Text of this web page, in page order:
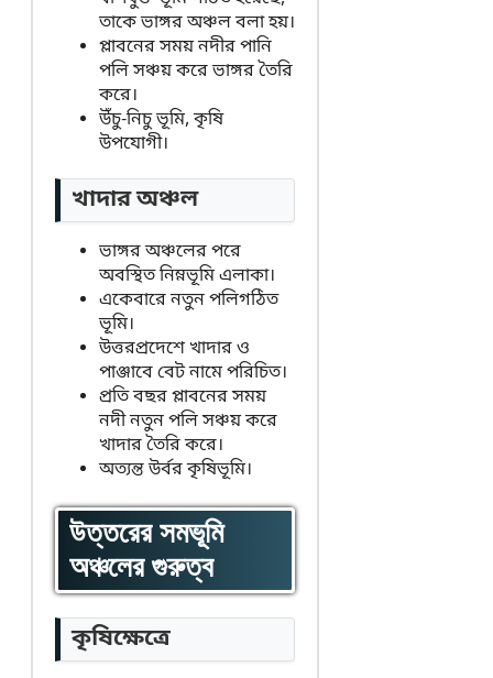
তাকে ভাঙ্গর অঞ্চল বলা হয়।
প্লাবনের সময় নদীর পানি
পলি সঞ্চয় করে ভাঙ্গর তৈরি
করে।
উঁচু-নিচু ভূমি, কৃষি
উপযোগী।
খাদার অঞ্চল
ভাঙ্গর অঞ্চলের পরে
অবস্থিত নিম্নভূমি এলাকা।
একেবারে নতুন পলিগঠিত
ভূমি।
উত্তরপ্রদেশে খাদার ও
পাঞ্জাবে বেট নামে পরিচিত।
প্রতি বছর প্লাবনের সময়
নদী নতুন পলি সঞ্চয় করে
খাদার তৈরি করে।
অত্যন্ত উর্বর কৃষিভূমি।
উত্তরের সমভূমি
অঞ্চলের গুরুত্ব
কৃষিক্ষেত্রে